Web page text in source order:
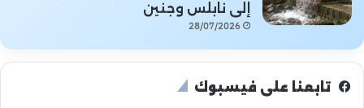
إلى نابلس وجنين
28/07/2026
تابعنا على فيسبوك